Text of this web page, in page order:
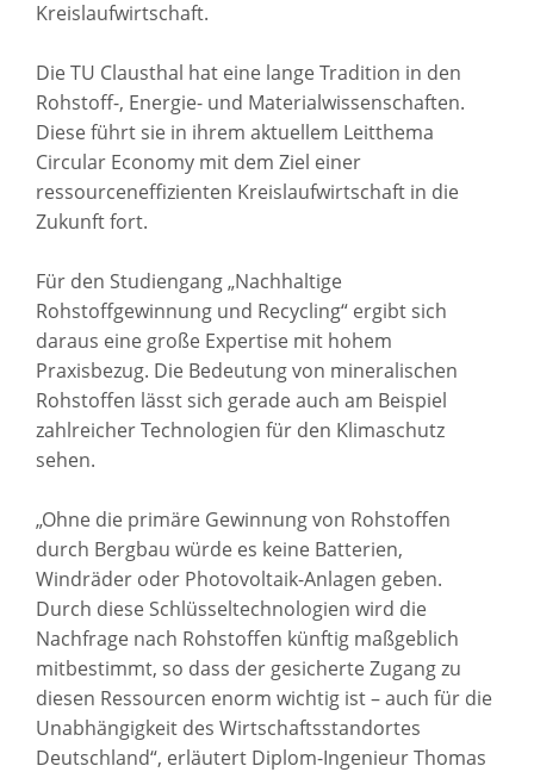
Kreislaufwirtschaft.
Die TU Clausthal hat eine lange Tradition in den
Rohstoff-, Energie- und Materialwissenschaften.
Diese führt sie in ihrem aktuellem Leitthema
Circular Economy mit dem Ziel einer
ressourceneffizienten Kreislaufwirtschaft in die
Zukunft fort.
Für den Studiengang „Nachhaltige
Rohstoffgewinnung und Recycling“ ergibt sich
daraus eine große Expertise mit hohem
Praxisbezug. Die Bedeutung von mineralischen
Rohstoffen lässt sich gerade auch am Beispiel
zahlreicher Technologien für den Klimaschutz
sehen.
„Ohne die primäre Gewinnung von Rohstoffen
durch Bergbau würde es keine Batterien,
Windräder oder Photovoltaik-Anlagen geben.
Durch diese Schlüsseltechnologien wird die
Nachfrage nach Rohstoffen künftig maßgeblich
mitbestimmt, so dass der gesicherte Zugang zu
diesen Ressourcen enorm wichtig ist – auch für die
Unabhängigkeit des Wirtschaftsstandortes
Deutschland“, erläutert Diplom-Ingenieur Thomas